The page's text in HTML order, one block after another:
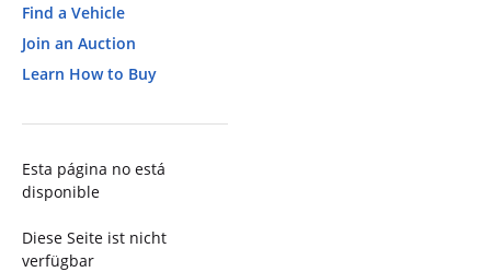
Find a Vehicle
Join an Auction
Learn How to Buy
Esta página no está
disponible
Diese Seite ist nicht
verfügbar